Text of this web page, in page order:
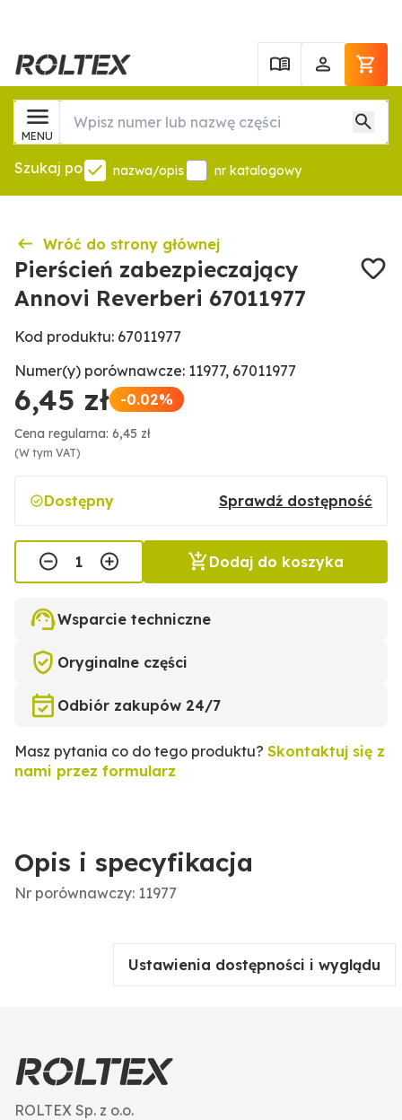
MENU
Szukaj po nazwa/opis nr katalogowy
Wróć do strony głównej
Pierścień zabezpieczający
Annovi Reverberi 67011977
Kod produktu: 67011977
Numer(y) porównawcze: 11977, 67011977
6,45 zł -0.02%
Cena regularna: 6,45 zł
(W tym VAT)
Dostępny Sprawdź dostępność
Dodaj do koszyka
Wsparcie techniczne
Oryginalne części
Odbiór zakupów 24/7
Masz pytania co do tego produktu? Skontaktuj się z
nami przez formularz
Opis i specyfikacja
Nr porównawczy: 11977
Ustawienia dostępności i wyglądu
ROLTEX Sp. z o.o.